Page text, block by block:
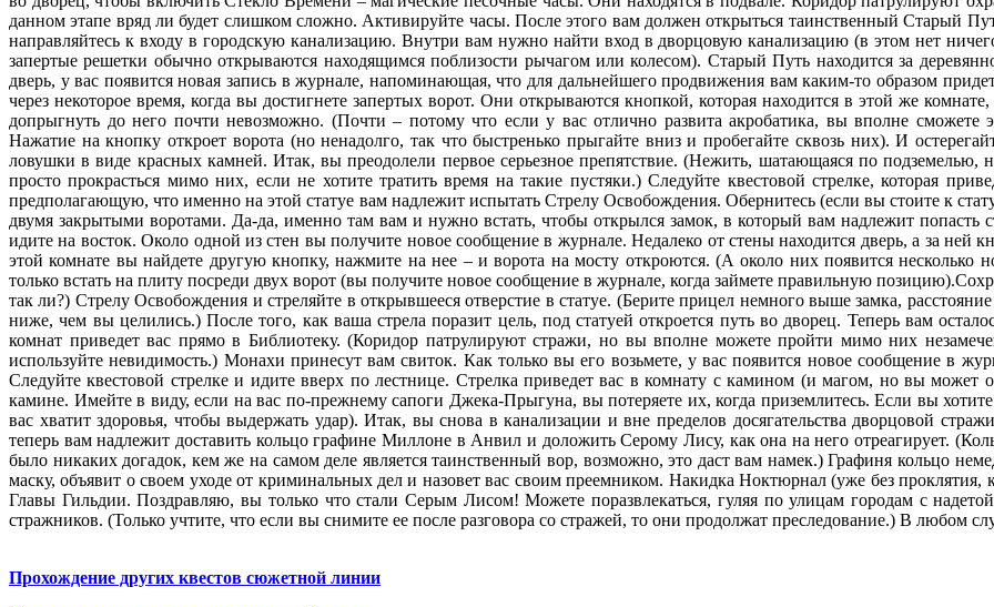
данном этапе вряд ли будет слишком сложно. Активируйте часы. После этого вам должен открыться таинственный Старый
направляйтесь к входу в городскую канализацию. Внутри вам нужно найти вход в дворцовую канализацию (в этом нет
запертые решетки обычно открываются находящимся поблизости рычагом или колесом). Старый Путь находится за
дверь, у вас появится новая запись в журнале, напоминающая, что для дальнейшего продвижения вам каким-то образом
через некоторое время, когда вы достигнете запертых ворот. Они открываются кнопкой, которая находится в этой же
допрыгнуть до него почти невозможно. (Почти – потому что если у вас отлично развита акробатика, вы вполне сможете
Нажатие на кнопку откроет ворота (но ненадолго, так что быстренько прыгайте вниз и пробегайте сквозь них). И
ловушки в виде красных камней. Итак, вы преодолели первое серьезное препятствие. (Нежить, шатающаяся по подземелью,
просто прокрасться мимо них, если не хотите тратить время на такие пустяки.) Следуйте квестовой стрелке, которая
предполагающую, что именно на этой статуе вам надлежит испытать Стрелу Освобождения. Обернитесь (если вы стоите к
двумя закрытыми воротами. Да-да, именно там вам и нужно встать, чтобы открылся замок, в который вам надлежит попасть
идите на восток. Около одной из стен вы получите новое сообщение в журнале. Недалеко от стены находится дверь, а за ней
этой комнате вы найдете другую кнопку, нажмите на нее – и ворота на мосту откроются. (А около них появится несколько
только встать на плиту посреди двух ворот (вы получите новое сообщение в журнале, когда займете правильную
так ли?) Стрелу Освобождения и стреляйте в открывшееся отверстие в статуе. (Берите прицел немного выше замка,
ниже, чем вы целились.) После того, как ваша стрела поразит цель, под статуей откроется путь во дворец. Теперь вам
комнат приведет вас прямо в Библиотеку. (Коридор патрулируют стражи, но вы вполне можете пройти мимо них
используйте невидимость.) Монахи принесут вам свиток. Как только вы его возьмете, у вас появится новое сообщение в
Следуйте квестовой стрелке и идите вверх по лестнице. Стрелка приведет вас в комнату с камином (и магом, но вы может
камине. Имейте в виду, если на вас по-прежнему сапоги Джека-Прыгуна, вы потеряете их, когда приземлитесь. Если вы
вас хватит здоровья, чтобы выдержать удар). Итак, вы снова в канализации и вне пределов досягательства дворцовой
теперь вам надлежит доставить кольцо графине Миллоне в Анвил и доложить Серому Лису, как она на него отреагирует.
было никаких догадок, кем же на самом деле является таинственный вор, возможно, это даст вам намек.) Графиня кольцо
маску, объявит о своем уходе от криминальных дел и назовет вас своим преемником. Накидка Ноктюрнал (уже без проклятия,
Главы Гильдии. Поздравляю, вы только что стали Серым Лисом! Можете поразвлекаться, гуляя по улицам городам с
стражников. (Только учтите, что если вы снимите ее после разговора со стражей, то они продолжат преследование.) В любом
Прохождение других квестов сюжетной линии